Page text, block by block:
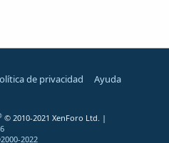
de privacidad
Ayuda
© 2010-2021 XenForo Ltd. |
2022